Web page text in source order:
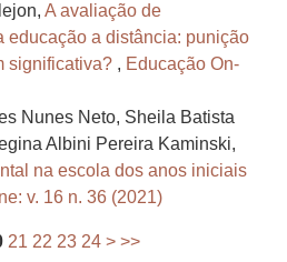
A avaliação de
educação a distância: punição
significativa? , Educação On-
Nunes Neto, Sheila Batista
Albini Pereira Kaminski,
na escola dos anos iniciais
v. 16 n. 36 (2021)
21 22 23 24 > >>